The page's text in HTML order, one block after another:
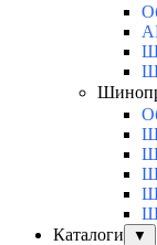
Каталоги
▼